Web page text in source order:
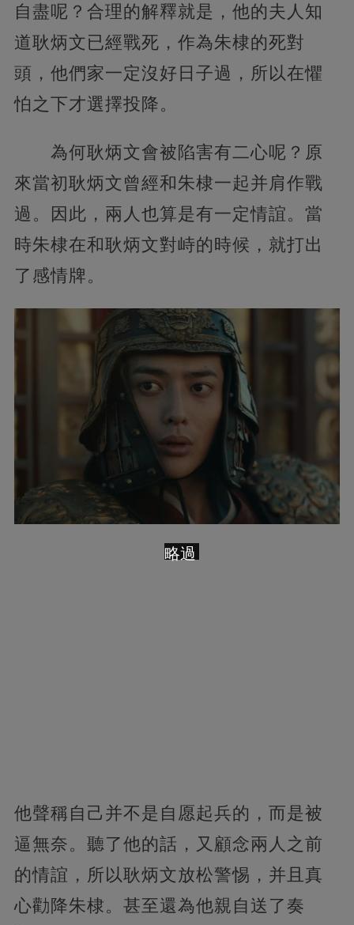
自盡呢？合理的解釋就是，他的夫人知
道耿炳文已經戰死，作為朱棣的死對
頭，他們家一定沒好日子過，所以在懼
怕之下才選擇投降。
為何耿炳文會被陷害有二心呢？原
來當初耿炳文曾經和朱棣一起并肩作戰
過。因此，兩人也算是有一定情誼。當
時朱棣在和耿炳文對峙的時候，就打出
了感情牌。
他聲稱自己并不是自愿起兵的，而是被
逼無奈。聽了他的話，又顧念兩人之前
的情誼，所以耿炳文放松警惕，并且真
心勸降朱棣。甚至還為他親自送了奏
略過